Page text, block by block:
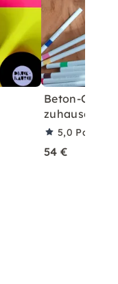
Beton-
zuhause mit
5,0
54 €